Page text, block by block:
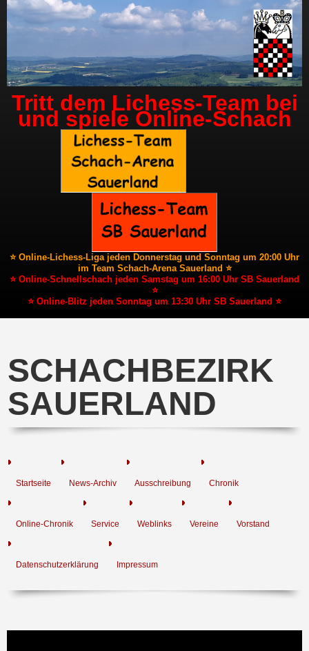
Tritt dem Lichess-Team bei
und spiele Online-Schach
⭐ Online-Lichess-Liga jeden Donnerstag und Sonntag um 20:00 Uhr
im Team Schach-Arena Sauerland ⭐
⭐ Online-Schnellschach jeden Samstag um 16:00 Uhr SB Sauerland
⭐
⭐ Online-Blitz jeden Sonntag um 13:30 Uhr SB Sauerland ⭐
SCHACHBEZIRK
SAUERLAND
Startseite News-Archiv Ausschreibung Chronik
Online-Chronik Service Weblinks Vereine Vorstand
Datenschutzerklärung Impressum